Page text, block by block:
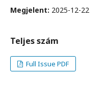
Megjelent: 2025-12-22
Teljes szám
Full Issue PDF